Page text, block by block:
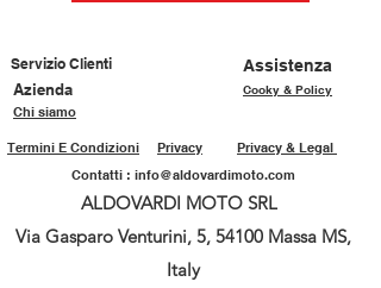
Servizio Clienti
Assistenza
Azienda
Cooky & Policy
Chi siamo
Privacy & Legal
Privacy
Termini E Condizioni
Contatti : info@aldovardimoto.com
ALDOVARDI MOTO SRL
Via Gasparo Venturini, 5, 54100 Massa MS,
Italy